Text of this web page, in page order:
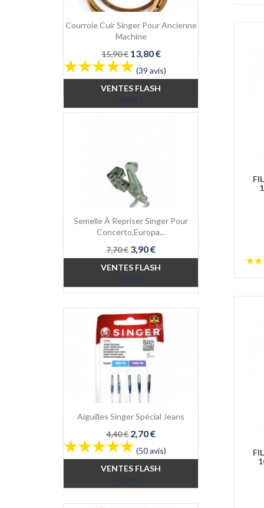
Courroie Cuir Singer Pour Ancienne
Machine
Prix
de
base
15,90 € Prix
13,80 €
(39 avis)
VENTES FLASH
j h m s
Aperçu rapide
Semelle À Repriser Singer Pour
Concerto,Europa...
Prix
de
base
7,70 € Prix
3,90 €
VENTES FLASH
j h m s
Aperçu rapide
Aiguilles Singer Spécial Jeans
Prix
de
base
4,40 € Prix
2,70 €
(50 avis)
VENTES FLASH
j h m s